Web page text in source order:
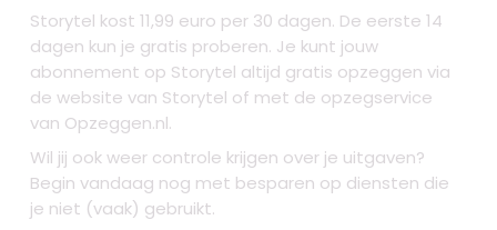
Storytel kost 11,99 euro per 30 dagen. De eerste 14
dagen kun je gratis proberen. Je kunt jouw
abonnement op Storytel altijd gratis opzeggen via
de website van Storytel of met de opzegservice
van Opzeggen.nl.
Wil jij ook weer controle krijgen over je uitgaven?
Begin vandaag nog met besparen op diensten die
je niet (vaak) gebruikt.